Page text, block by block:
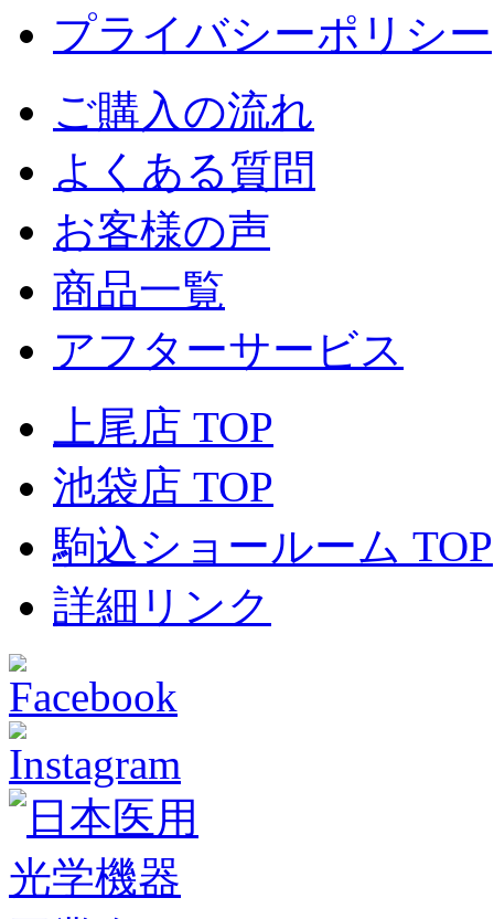
プライバシーポリシー
ご購入の流れ
よくある質問
お客様の声
商品一覧
アフターサービス
上尾店 TOP
池袋店 TOP
駒込ショールーム TOP
詳細リンク